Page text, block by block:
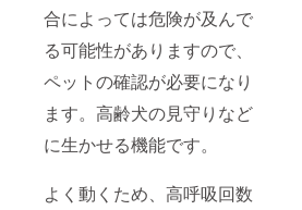
合によっては危険が及んで
る可能性がありますので、
ペットの確認が必要になり
ます。高齢犬の見守りなど
に生かせる機能です。
よく動くため、高呼吸回数